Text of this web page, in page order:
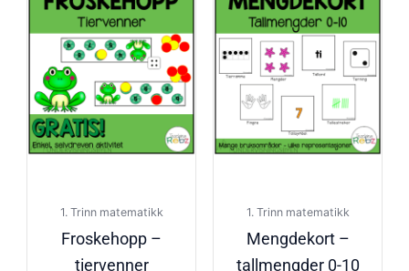
1. Trinn matematikk
Froskehopp –
tiervenner
1. Trinn matematikk
Mengdekort –
tallmengder 0-10